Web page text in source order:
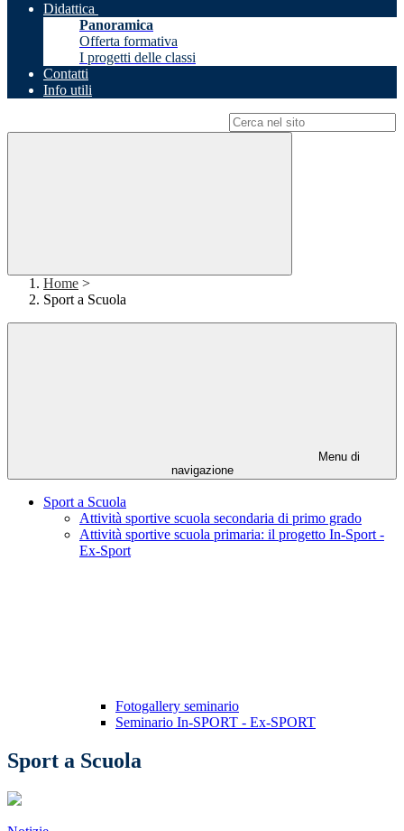
Didattica
Panoramica
Offerta formativa
I progetti delle classi
Contatti
Info utili
Home >
Sport a Scuola
Menu di
navigazione
Sport a Scuola
Attività sportive scuola secondaria di primo grado
Attività sportive scuola primaria: il progetto In-Sport -
Ex-Sport
Fotogallery seminario
Seminario In-SPORT - Ex-SPORT
Sport a Scuola